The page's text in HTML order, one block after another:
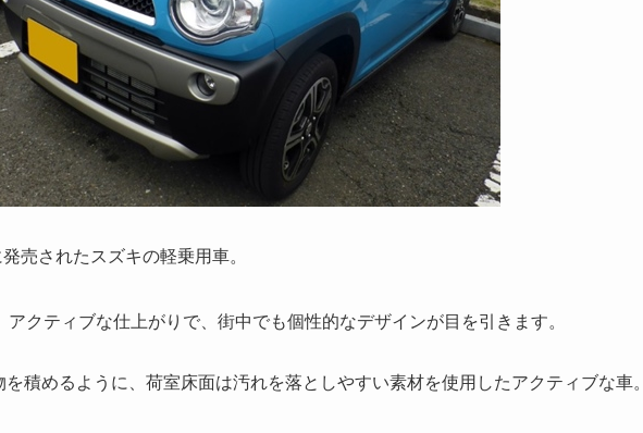
売されたスズキの軽乗用車。
クティブな仕上がりで、街中でも個性的なデザインが目を引きます。
積めるように、荷室床面は汚れを落としやすい素材を使用したアクティブな車。